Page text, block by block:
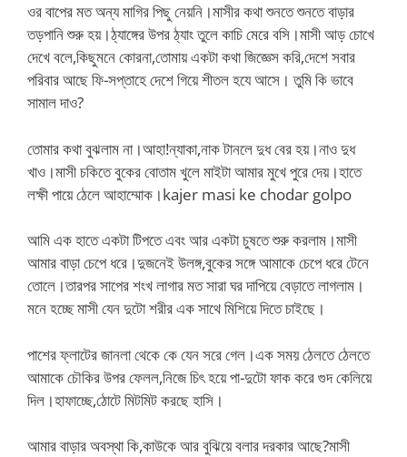
ওর বাপের মত অন্য মাগির পিছু নেয়নি।মাসীর কথা শুনতে শুনতে বাড়ার
তড়পানি শুরু হয়।ঠ্যাঙ্গের উপর ঠ্যাং তুলে কাচি মেরে বসি।মাসী আড় চোখে
দেখে বলে,কিছুমনে কোরনা,তোমায় একটা কথা জিজ্ঞেস করি,দেশে সবার
পরিবার আছে ফি-সপ্তাহে দেশে গিয়ে শীতল হযে আসে। তুমি কি ভাবে
সামাল দাও?
তোমার কথা বুঝলাম না।আহা!ন্যাকা,নাক টানলে দুধ বের হয়।নাও দুধ
খাও।মাসী চকিতে বুকের বোতাম খুলে মাইটা আমার মুখে পুরে দেয়।হাতে
লক্ষী পায়ে ঠেলে আহাম্মোক।kajer masi ke chodar golpo
আমি এক হাতে একটা টিপতে এবং আর একটা চুষতে শুরু করলাম।মাসী
আমার বাড়া চেপে ধরে।দুজনেই উলঙ্গ,বুকের সঙ্গে আমাকে চেপে ধরে টেনে
তোলে।তারপর সাপের শংখ লাগার মত সারা ঘর দাপিয়ে বেড়াতে লাগলাম।
মনে হচ্ছে মাসী যেন দুটো শরীর এক সাথে মিশিয়ে দিতে চাইছে।
পাশের ফ্লাটের জানলা থেকে কে যেন সরে গেল।এক সময় ঠেলতে ঠেলতে
আমাকে চৌকির উপর ফেলল,নিজে চিৎ হয়ে পা-দুটো ফাক করে গুদ কেলিয়ে
দিল।হাফাচ্ছে,ঠোটে মিটমিট করছে হাসি।
আমার বাড়ার অবস্থা কি,কাউকে আর বুঝিয়ে বলার দরকার আছে?মাসী